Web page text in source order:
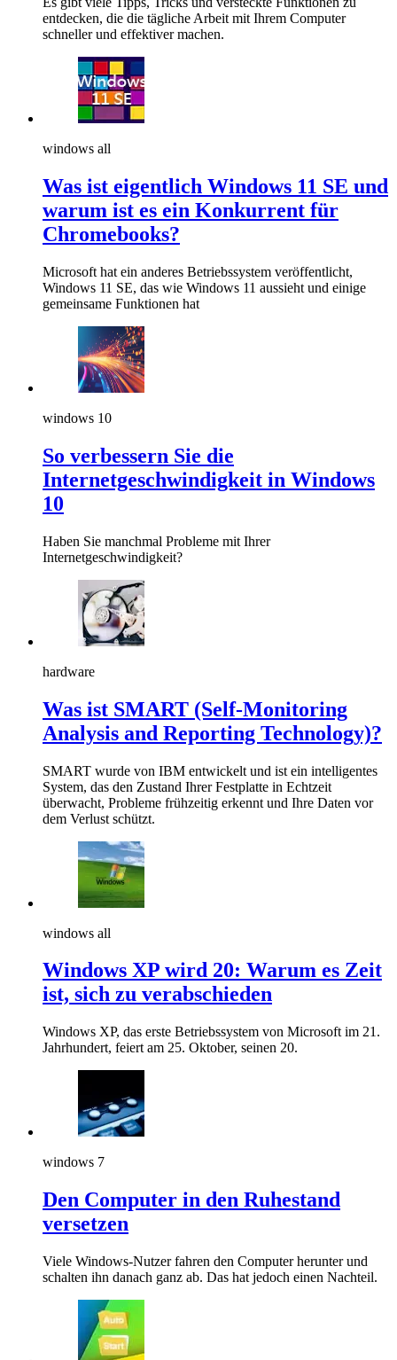
entdecken, die die tägliche Arbeit mit Ihrem Computer
schneller und effektiver machen.
windows all
Was ist eigentlich Windows 11 SE und
warum ist es ein Konkurrent für
Chromebooks?
Microsoft hat ein anderes Betriebssystem veröffentlicht,
Windows 11 SE, das wie Windows 11 aussieht und einige
gemeinsame Funktionen hat
windows 10
So verbessern Sie die
Internetgeschwindigkeit in Windows
10
Haben Sie manchmal Probleme mit Ihrer
Internetgeschwindigkeit?
hardware
Was ist SMART (Self-Monitoring
Analysis and Reporting Technology)?
SMART wurde von IBM entwickelt und ist ein intelligentes
System, das den Zustand Ihrer Festplatte in Echtzeit
überwacht, Probleme frühzeitig erkennt und Ihre Daten vor
dem Verlust schützt.
windows all
Windows XP wird 20: Warum es Zeit
ist, sich zu verabschieden
Windows XP, das erste Betriebssystem von Microsoft im 21.
Jahrhundert, feiert am 25. Oktober, seinen 20.
windows 7
Den Computer in den Ruhestand
versetzen
Viele Windows-Nutzer fahren den Computer herunter und
schalten ihn danach ganz ab. Das hat jedoch einen Nachteil.